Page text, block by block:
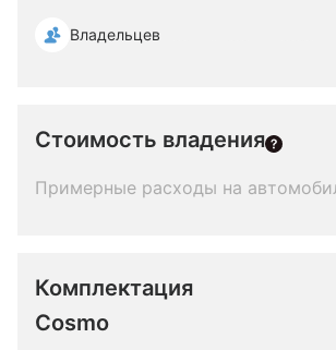
Владельцев
Стоимость владения
Примерные расходы на
Комплектация
Cosmo